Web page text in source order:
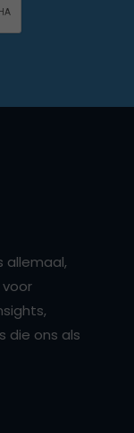
allemaal,
die ons als